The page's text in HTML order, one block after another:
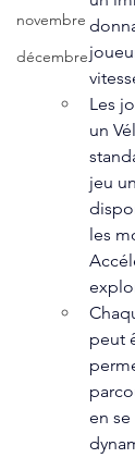
novembre
décembre
Les
un
jeu
les
peut
en